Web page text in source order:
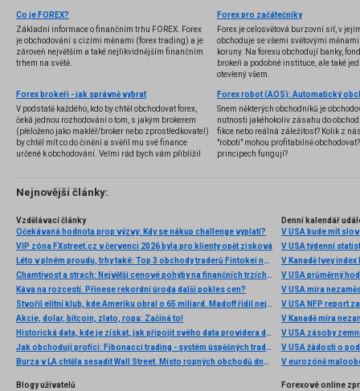
Co je FOREX?
Základní informace o finančním trhu FOREX. Forex
je obchodování s cizími měnami (forex trading) a je
zároveň největším a také nejlikvidnějším finančním
trhem na světě.
Forex pro začátečníky
Forex je celosvětová burzovní síť, v
obchoduje se všemi světovými
koruny. Na forexu obchodují banky,
brokeři a podobné instituce, ale také
otevřený všem.
Forex brokeři - jak správně vybrat
V podstatě každého, kdo by chtěl obchodovat forex,
čeká jednou rozhodování o tom, s jakým brokerem
(přeloženo jako makléř/broker nebo zprostředkovatel)
by chtěl mít co do činění a svěřil mu své finance
určené k obchodování. Velmi rád bych vám přiblížil
několik příkladů nejznámějších z nich.
Snem některých obchodníků je
nutnosti jakéhokoliv zásahu do
fikce nebo reálná záležitost? Kolik z
"roboti" mohou profitabilně
principech fungují?
Nejnovější články:
Vzdělávací články
Očekávaná hodnota prop výzvy: Kdy se nákup challenge vyplatí?
VIP zóna FXstreet.cz v červenci 2026 byla pro klienty opět zisková
Léto v plném proudu, trhy také: Top 3 obchody traderů Fintokei na indexech a zlatě
Chamtivost a strach: Největší cenové pohyby na finančních trzích (červenec 2026)
Káva na rozcestí. Přinese rekordní úroda další pokles cen?
Stvořil elitní klub, kde Ameriku obral o 65 miliard. Madoff řídil největší Ponzi dějin
Akcie, dolar, bitcoin, zlato, ropa: Začíná to!
Historická data, kde je získat, jak připojit svého data providera do MultiCharts a proč je budeme potřebovat? (4. díl)
Jak obchodují profíci: Fibonacci trading - systém úspěšných traderů
Burza v LA chtěla sesadit Wall Street. Místo ropných obchodů dnes místem duní basy
Denní kalendář
V USA bude mít
V USA týdenní
V Kanadě Ivey index
V USA průměrný
V USA míra
V USA NFP report
V Kanadě míra
V USA zásoby
V USA žádosti o
V eurozóně
Blogy uživatelů
Forexové online